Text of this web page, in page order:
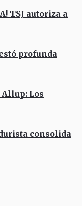
TSJ autoriza a
profunda
Allup: Los
consolida